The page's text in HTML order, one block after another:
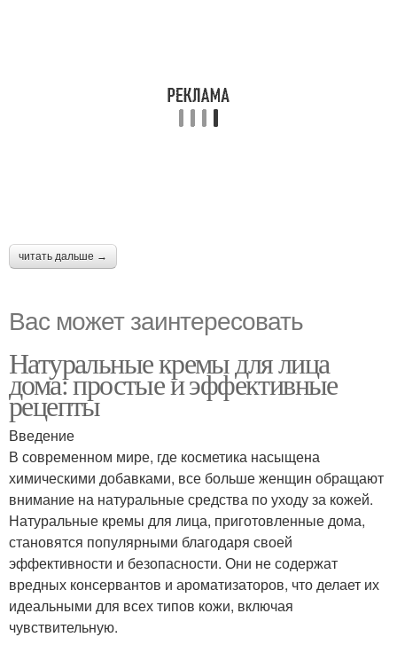
читать дальше →
Вас может заинтересовать
Натуральные кремы для лица
дома: простые и эффективные
рецепты
Введение
В современном мире, где косметика насыщена
химическими добавками, все больше женщин обращают
внимание на натуральные средства по уходу за кожей.
Натуральные кремы для лица, приготовленные дома,
становятся популярными благодаря своей
эффективности и безопасности. Они не содержат
вредных консервантов и ароматизаторов, что делает их
идеальными для всех типов кожи, включая
чувствительную.